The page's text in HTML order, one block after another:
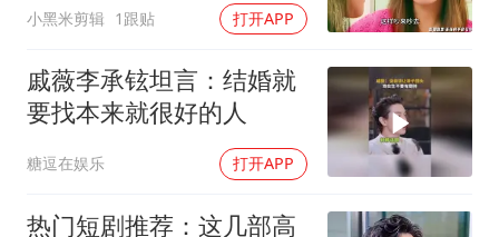
奋进开新局 实干挑大梁
小黑米剪辑 1跟贴 打开APP
戚薇李承铉坦言：结婚就
要找本来就很好的人
糖逗在娱乐 打开APP
热门短剧推荐：这几部高